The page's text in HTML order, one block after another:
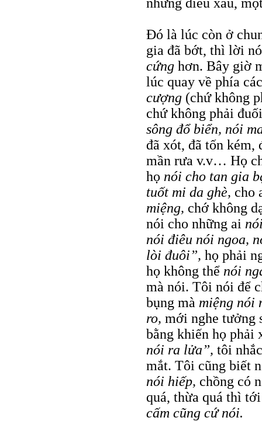
Đó là lúc còn ở
gia đã bớt, thì lời
cứng hơn. Bây giờ
lúc quay về phía
cượng (chứ không
chứ không phải
sông đổ biển, nói
đã xót, đã tốn kém,
mần rưa v.v… Họ
họ nói cho tan gia
tuốt mi da ghè, cho
miệng, chớ không
nói cho những ai
nói điêu nói ngoa,
lòi đuôi”, họ phải
họ không thể nói
mà nói. Tôi nói để
bụng mà miệng nói
ro, mới nghe tưởng
bằng khiến họ phải
nói ra lửa”, tôi
mắt. Tôi cũng biết
nói hiếp, chồng có
quá, thừa quá thì
cấm cũng cứ nói.